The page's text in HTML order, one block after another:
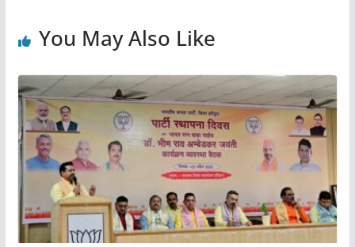
You May Also Like